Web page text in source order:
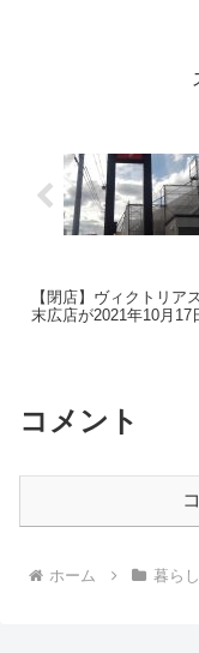
【閉店】ヴィクトリア
末広店が2021年10月17
コメント
ホーム 暮ら